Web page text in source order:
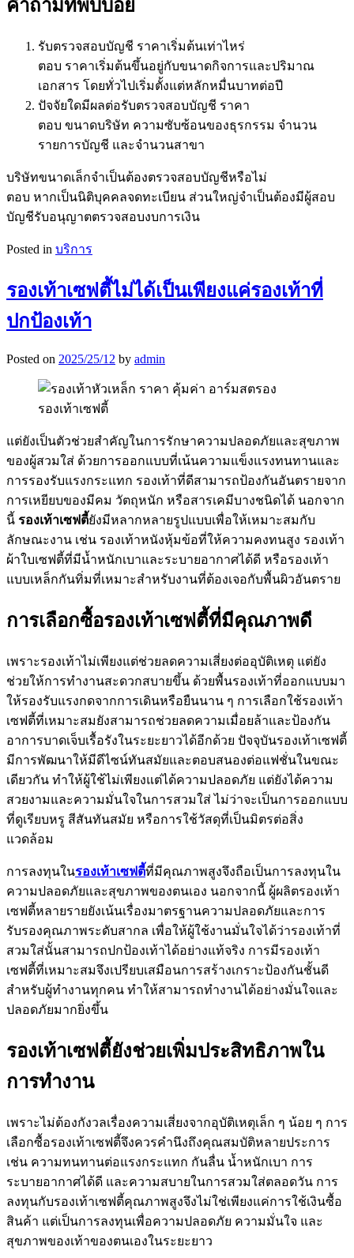
คำถามที่พบบ่อย
รับตรวจสอบบัญชี ราคาเริ่มต้นเท่าไหร่
ตอบ ราคาเริ่มต้นขึ้นอยู่กับขนาดกิจการและปริมาณ
เอกสาร โดยทั่วไปเริ่มตั้งแต่หลักหมื่นบาทต่อปี
ปัจจัยใดมีผลต่อรับตรวจสอบบัญชี ราคา
ตอบ ขนาดบริษัท ความซับซ้อนของธุรกรรม จำนวน
รายการบัญชี และจำนวนสาขา
บริษัทขนาดเล็กจำเป็นต้องตรวจสอบบัญชีหรือไม่
ตอบ หากเป็นนิติบุคคลจดทะเบียน ส่วนใหญ่จำเป็นต้องมีผู้สอบ
บัญชีรับอนุญาตตรวจสอบงบการเงิน
Posted in บริการ
รองเท้าเซฟตี้ไม่ได้เป็นเพียงแค่รองเท้าที่
ปกป้องเท้า
Posted on 2025/25/12 by admin
แต่ยังเป็นตัวช่วยสำคัญในการรักษาความปลอดภัยและสุขภาพ
ของผู้สวมใส่ ด้วยการออกแบบที่เน้นความแข็งแรงทนทานและ
การรองรับแรงกระแทก รองเท้าที่ดีสามารถป้องกันอันตรายจาก
การเหยียบของมีคม วัตถุหนัก หรือสารเคมีบางชนิดได้ นอกจาก
นี้ รองเท้าเซฟตี้ยังมีหลากหลายรูปแบบเพื่อให้เหมาะสมกับ
ลักษณะงาน เช่น รองเท้าหนังหุ้มข้อที่ให้ความคงทนสูง รองเท้า
ผ้าใบเซฟตี้ที่มีน้ำหนักเบาและระบายอากาศได้ดี หรือรองเท้า
แบบเหล็กกันทิ่มที่เหมาะสำหรับงานที่ต้องเจอกับพื้นผิวอันตราย
การเลือกซื้อรองเท้าเซฟตี้ที่มีคุณภาพดี
เพราะรองเท้าไม่เพียงแต่ช่วยลดความเสี่ยงต่ออุบัติเหตุ แต่ยัง
ช่วยให้การทำงานสะดวกสบายขึ้น ด้วยพื้นรองเท้าที่ออกแบบมา
ให้รองรับแรงกดจากการเดินหรือยืนนาน ๆ การเลือกใช้รองเท้า
เซฟตี้ที่เหมาะสมยังสามารถช่วยลดความเมื่อยล้าและป้องกัน
อาการบาดเจ็บเรื้อรังในระยะยาวได้อีกด้วย ปัจจุบันรองเท้าเซฟตี้
มีการพัฒนาให้มีดีไซน์ทันสมัยและตอบสนองต่อแฟชั่นในขณะ
เดียวกัน ทำให้ผู้ใช้ไม่เพียงแต่ได้ความปลอดภัย แต่ยังได้ความ
สวยงามและความมั่นใจในการสวมใส่ ไม่ว่าจะเป็นการออกแบบ
ที่ดูเรียบหรู สีสันทันสมัย หรือการใช้วัสดุที่เป็นมิตรต่อสิ่ง
แวดล้อม
การลงทุนในรองเท้าเซฟตี้ที่มีคุณภาพสูงจึงถือเป็นการลงทุนใน
ความปลอดภัยและสุขภาพของตนเอง นอกจากนี้ ผู้ผลิตรองเท้า
เซฟตี้หลายรายยังเน้นเรื่องมาตรฐานความปลอดภัยและการ
รับรองคุณภาพระดับสากล เพื่อให้ผู้ใช้งานมั่นใจได้ว่ารองเท้าที่
สวมใส่นั้นสามารถปกป้องเท้าได้อย่างแท้จริง การมีรองเท้า
เซฟตี้ที่เหมาะสมจึงเปรียบเสมือนการสร้างเกราะป้องกันชั้นดี
สำหรับผู้ทำงานทุกคน ทำให้สามารถทำงานได้อย่างมั่นใจและ
ปลอดภัยมากยิ่งขึ้น
รองเท้าเซฟตี้ยังช่วยเพิ่มประสิทธิภาพใน
การทำงาน
เพราะไม่ต้องกังวลเรื่องความเสี่ยงจากอุบัติเหตุเล็ก ๆ น้อย ๆ การ
เลือกซื้อรองเท้าเซฟตี้จึงควรคำนึงถึงคุณสมบัติหลายประการ
เช่น ความทนทานต่อแรงกระแทก กันลื่น น้ำหนักเบา การ
ระบายอากาศได้ดี และความสบายในการสวมใส่ตลอดวัน การ
ลงทุนกับรองเท้าเซฟตี้คุณภาพสูงจึงไม่ใช่เพียงแค่การใช้เงินซื้อ
สินค้า แต่เป็นการลงทุนเพื่อความปลอดภัย ความมั่นใจ และ
สุขภาพของเท้าของตนเองในระยะยาว